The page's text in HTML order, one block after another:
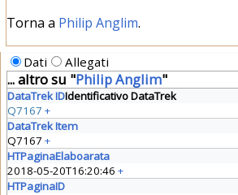
Torna a Philip Anglim.
Dati Allegati
... altro su "Philip Anglim"
DataTrek IDIdentificativo DataTrek
Q7167 +
DataTrek Item
Q7167 +
HTPaginaElaboarata
2018-05-20T16:20:46 +
HTPaginaID